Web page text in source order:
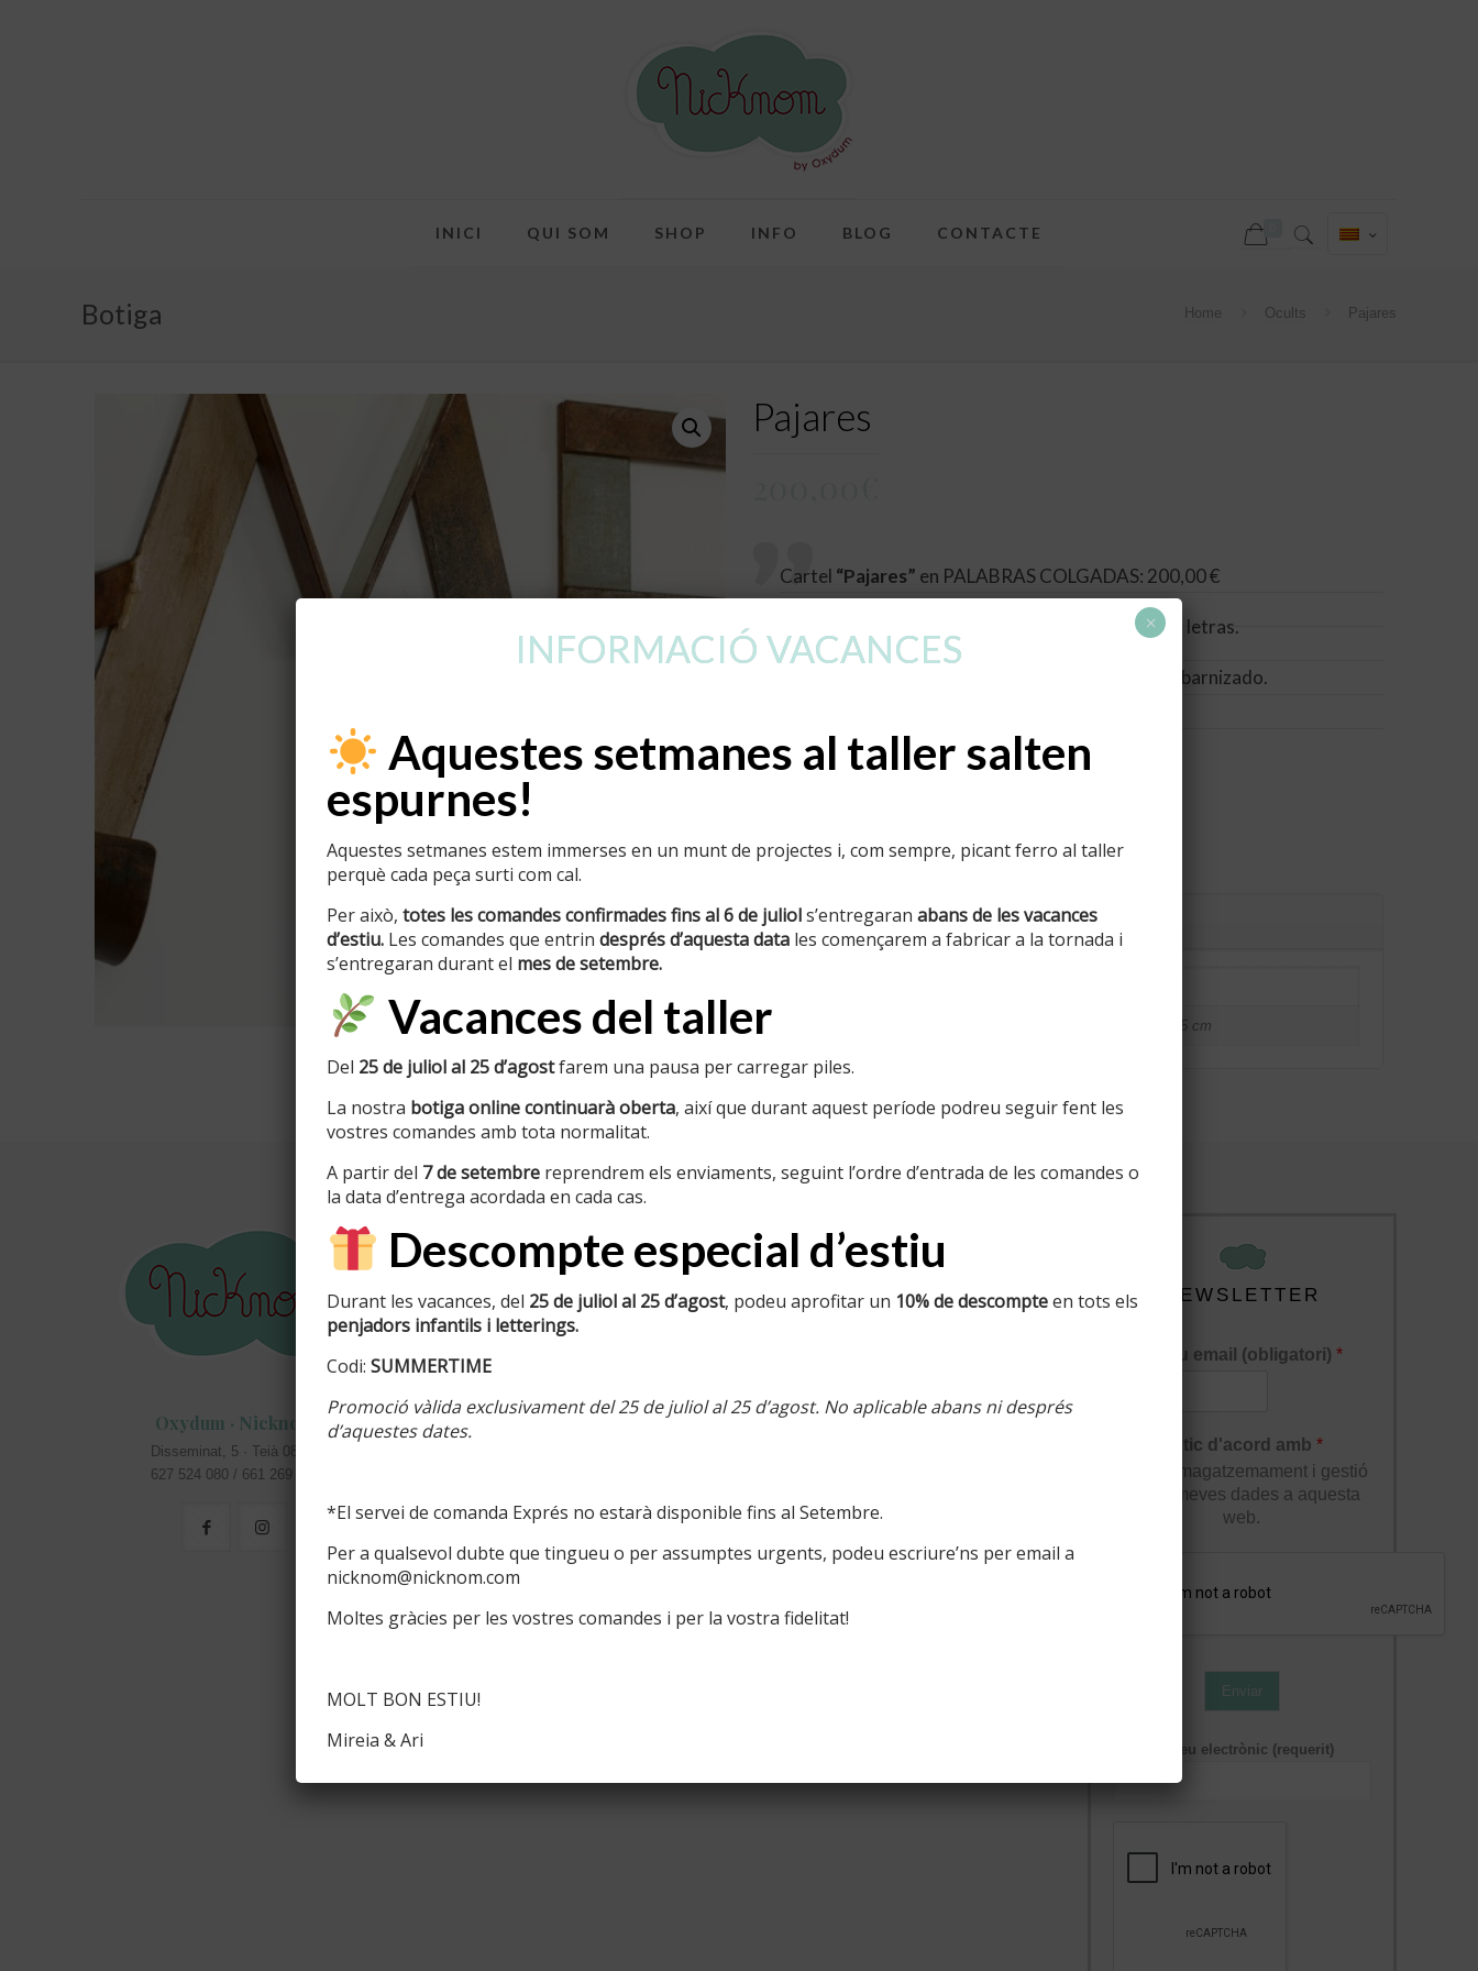
INICI QUI SOM SHOP INFO BLOG CONTACTE
Botiga Home Ocults Pajares
Pajares
Cartel “Pajares” en PALABRAS COLGADAS: 200,00 €
Tamaño 45 cm con colgadores al finalizar algunas letras.
Pintura en colores neutros/tierra + óxido natural barnizado.
Categoria:
Informació addicional
60 × 40 × 15 cm
Oxydum · Nicknom
Disseminat, 5 · Teià 08329
627 524 080 / 661 269 583
Informació d’interés
Colors disponibles
Acabats del ferro
Cartells cases i
masies
Textos legals
Política de privacitat
NEWSLETTER
El teu email (obligatori) *
Estic d'acord amb *
l'enmagatzemament i gestió
de les meves dades a aquesta
web.
Enviar
Correu electrònic (requerit)
INFORMACIÓ VACANCES
Aquestes setmanes al taller salten
espurnes!
Aquestes setmanes estem immerses en un munt de projectes i, com sempre, picant ferro al taller
perquè cada peça surti com cal.
Per això, totes les comandes confirmades fins al 6 de juliols’entregaran abans de les vacances
d’estiu.Les comandes que entrin després d’aquesta datales començarem a fabricar a la tornada i
s’entregaran durant el mes de setembre.
Vacances del taller
Del 25 de juliol al 25 d’agostfarem una pausa per carregar piles.
La nostra botiga online continuarà oberta, així que durant aquest període podreu seguir fent les
vostres comandes amb tota normalitat.
A partir del 7 de setembrereprendrem els enviaments, seguint l’ordre d’entrada de les comandes o
la data d’entrega acordada en cada cas.
Descompte especial d’estiu
Durant les vacances, del 25 de juliol al 25 d’agost, podeu aprofitar un 10% de descompteen tots els
penjadors infantils i letterings.
Codi: SUMMERTIME
Promoció vàlida exclusivament del 25 de juliol al 25 d’agost. No aplicable abans ni després
d’aquestes dates.
*El servei de comanda Exprés no estarà disponible fins al Setembre.
Per a qualsevol dubte que tingueu o per assumptes urgents, podeu escriure’ns per email a
nicknom@nicknom.com
Moltes gràcies per les vostres comandes i per la vostra fidelitat!
MOLT BON ESTIU!
Mireia & Ari
×